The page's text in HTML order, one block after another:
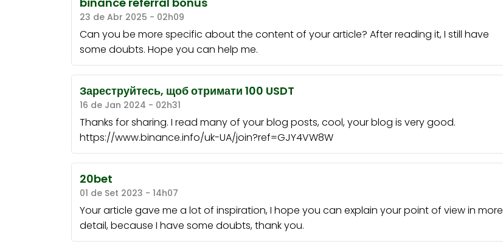
23 de Abr 2025 - 02h09
Can you be more specific about the content of your article? After reading it, I still have
some doubts. Hope you can help me.
Зареструйтесь, щоб отримати 100 USDT
16 de Jan 2024 - 02h31
Thanks for sharing. I read many of your blog posts, cool, your blog is very good.
https://www.binance.info/uk-UA/join?ref=GJY4VW8W
20bet
01 de Set 2023 - 14h07
Your article gave me a lot of inspiration, I hope you can explain your point of view in more
detail, because I have some doubts, thank you.